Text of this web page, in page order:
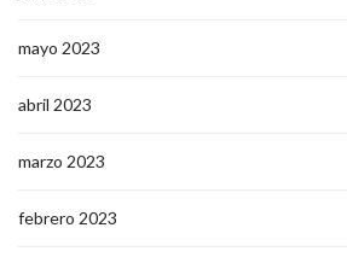
mayo 2023
abril 2023
marzo 2023
febrero 2023